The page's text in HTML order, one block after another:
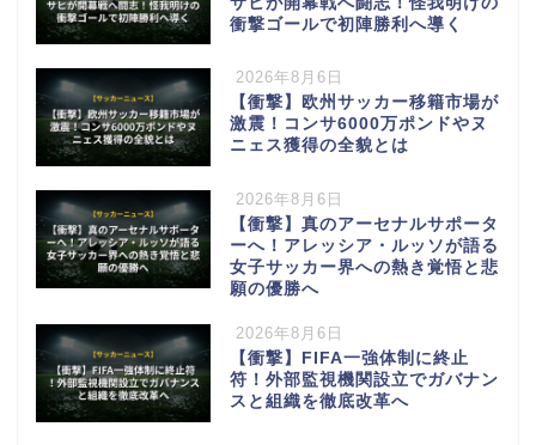
衝撃ゴールで初陣勝利へ導く
2026年8月6日
【衝撃】欧州サッカー移籍市場が
激震！コンサ6000万ポンドやヌ
ニェス獲得の全貌とは
2026年8月6日
【衝撃】真のアーセナルサポータ
ーへ！アレッシア・ルッソが語る
女子サッカー界への熱き覚悟と悲
願の優勝へ
2026年8月6日
【衝撃】FIFA一強体制に終止
符！外部監視機関設立でガバナン
スと組織を徹底改革へ